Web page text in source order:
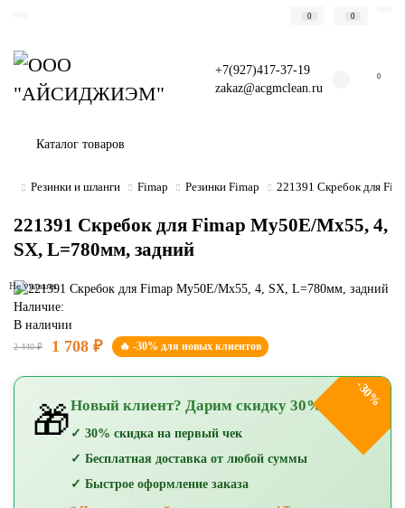
0 0
+7(927)417-37-19
zakaz@acgmclean.ru
0
Каталог товаров
Резинки и шланги Fimap Резинки Fimap 221391 Скребок для
221391 Скребок для Fimap My50E/Мх55, 4,
SX, L=780мм, задний
Не указано
Наличие:
В наличии
2 440 ₽ 1 708 ₽ 🔥 -30% для новых клиентов
-30%
🎁Новый клиент? Дарим скидку 30%!
✓ 30% скидка на первый чек
✓ Бесплатная доставка от любой суммы
✓ Быстрое оформление заказа